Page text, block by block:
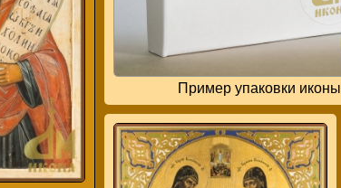
Пример упаковки иконы